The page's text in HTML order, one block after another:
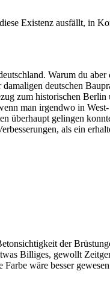
Existenz ausfällt, in
Warum du
deutschen
zum historischen
man irgendwo in
überhaupt gelingen
als ein
der
Billiges, gewollt
wäre besser